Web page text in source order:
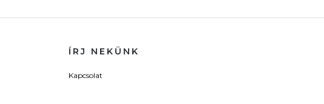
ÍRJ NEKÜNK
Kapcsolat